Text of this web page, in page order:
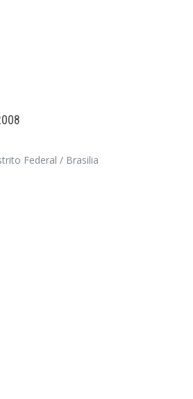
Federal / Brasilia